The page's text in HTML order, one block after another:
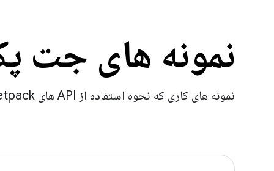
نمونه های جت
نمونه های کاری که نحوه استفاده از API های Jetpack را نشان می دهد.